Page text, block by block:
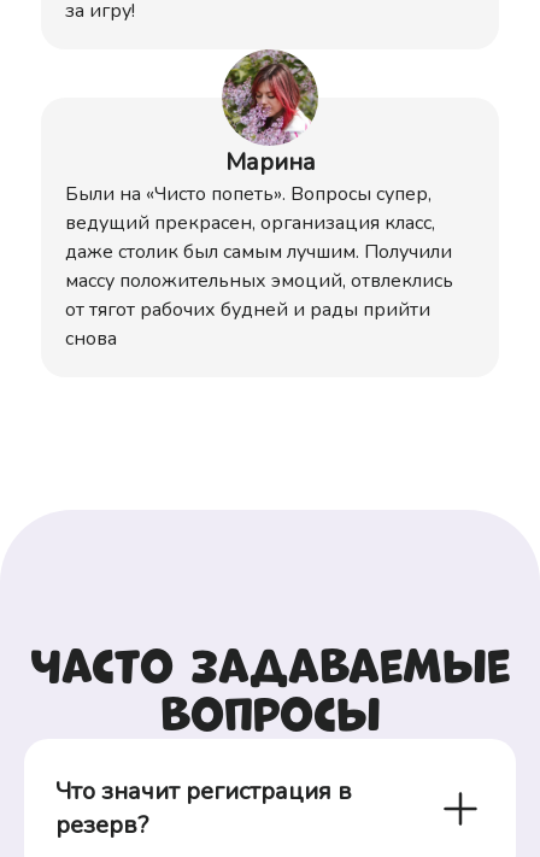
за игру!
Марина
Были на «Чисто попеть». Вопросы супер,
ведущий прекрасен, организация класс,
даже столик был самым лучшим. Получили
массу положительных эмоций, отвлеклись
от тягот рабочих будней и рады прийти
снова
Часто задаваемые
вопросы
Что значит регистрация в
резерв?